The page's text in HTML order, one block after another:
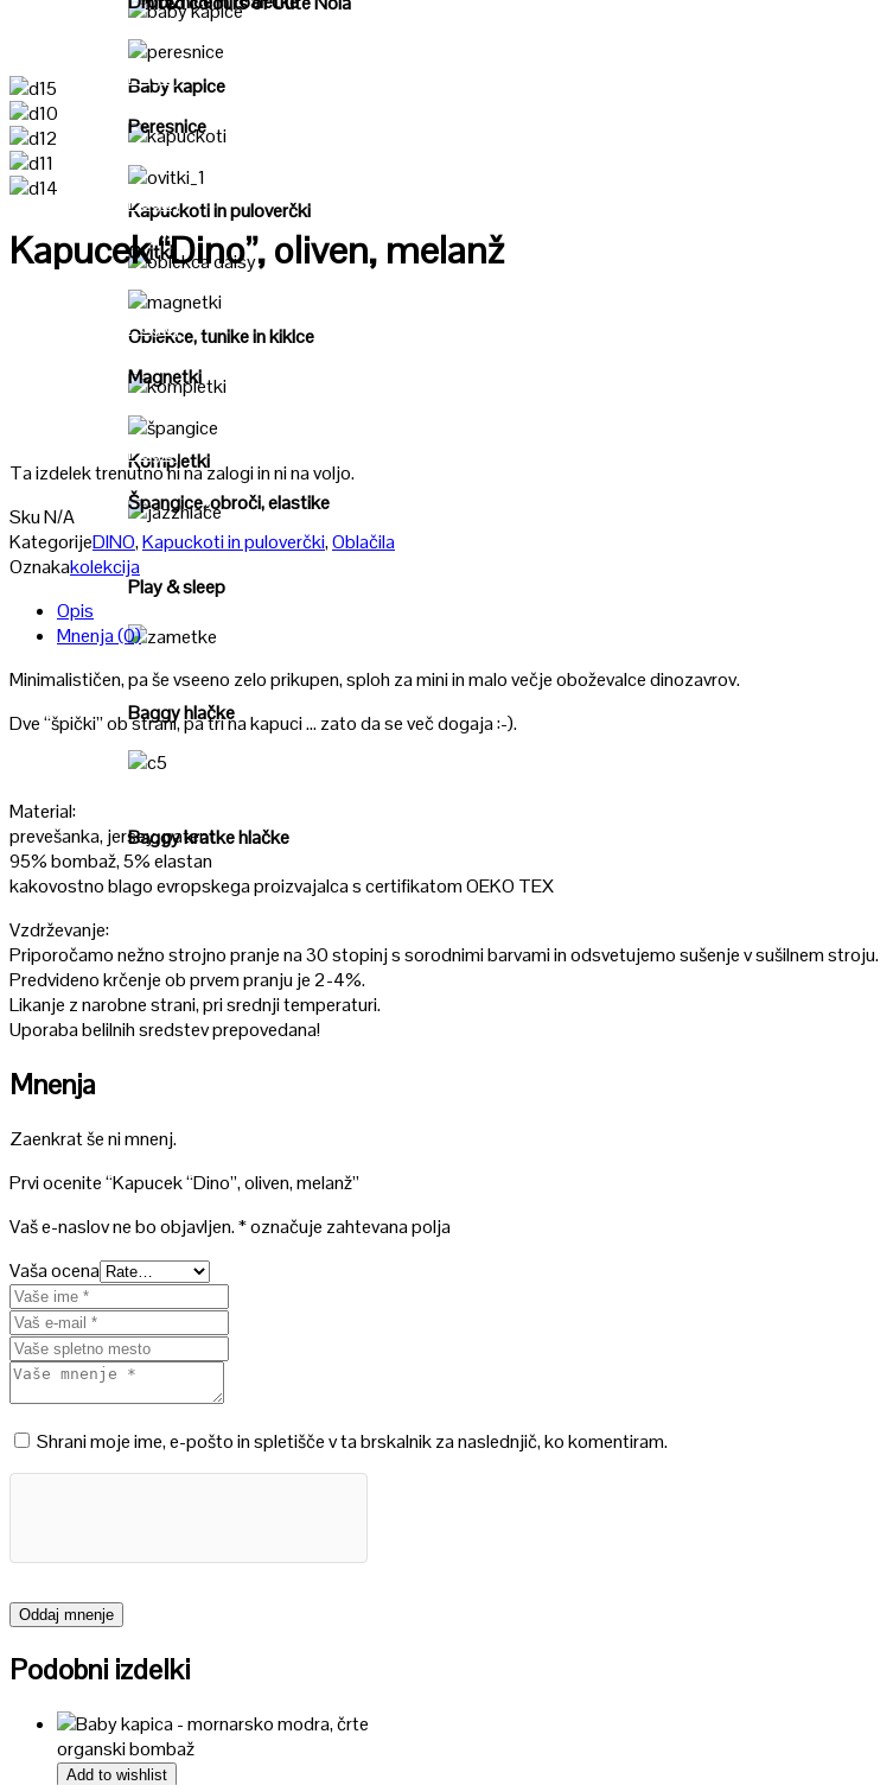
Poglej
Baby kapice
Poglej
Kapuckoti in puloverčki
Poglej
Oblekce, tunike in kiklce
Poglej
Kompletki
Poglej
Play & sleep
Baggy hlačke
Baggy kratke hlačke
Poglej
Peresnice
Poglej
Ovitki
Poglej
Magnetki
Poglej
Špangice, obroči, elastike
Kapucek “Dino”, oliven, melanž
Ta izdelek trenutno ni na zalogi in ni na voljo.
SkuN/A
KategorijeDINO,Kapuckoti in puloverčki,Oblačila
Oznakakolekcija
Opis
Mnenja (0)
Minimalističen, pa še vseeno zelo prikupen, sploh za mini in malo večje oboževalce dinozavrov.
Dve “špički” ob strani, pa tri na kapuci … zato da se več dogaja :-).
Material:
prevešanka, jersey, patent
95% bombaž, 5% elastan
kakovostno blago evropskega proizvajalca s certifikatom OEKO TEX
Vzdrževanje:
Priporočamo nežno strojno pranje na 30 stopinj s sorodnimi barvami in odsvetujemo sušenje v sušilnem stroju.
Predvideno krčenje ob prvem pranju je 2-4%.
Likanje z narobne strani, pri srednji temperaturi.
Uporaba belilnih sredstev prepovedana!
Mnenja
Zaenkrat še ni mnenj.
Prvi ocenite “Kapucek “Dino”, oliven, melanž”
Vaš e-naslov ne bo objavljen.*označuje zahtevana polja
Vaša ocena
Shrani moje ime, e-pošto in spletišče v ta brskalnik za naslednjič, ko komentiram.
Podobni izdelki
organski bombaž
Add to wishlist